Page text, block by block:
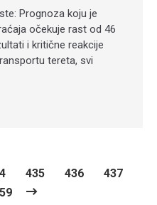
Prognoza koju je
očekuje rast od 46
i kritične reakcije
tereta, svi
435 436
437